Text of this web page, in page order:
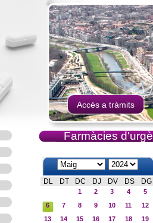
Accés a tràmits
Farmàcies
DL DT DC DJ DV DS DG
1 2 3 4
5
6
7 8 9 10 11
12
13
14 15 16 17 18
19